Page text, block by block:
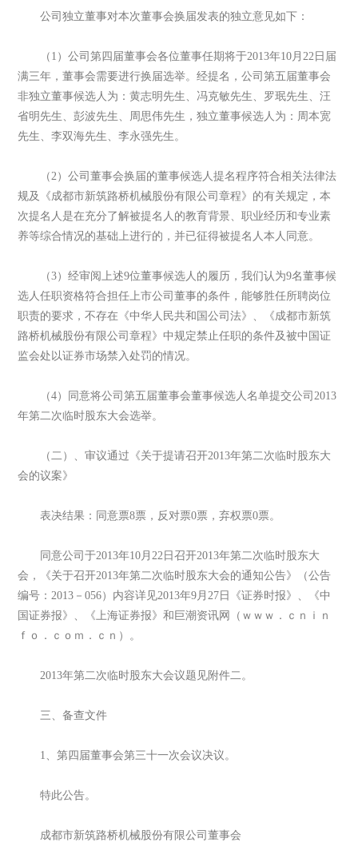
公司独立董事对本次董事会换届发表的独立意见如下：
（1）公司第四届董事会各位董事任期将于2013年10月22日届
满三年，董事会需要进行换届选举。经提名，公司第五届董事会
非独立董事候选人为：黄志明先生、冯克敏先生、罗珉先生、汪
省明先生、彭波先生、周思伟先生，独立董事候选人为：周本宽
先生、李双海先生、李永强先生。
（2）公司董事会换届的董事候选人提名程序符合相关法律法
规及《成都市新筑路桥机械股份有限公司章程》的有关规定，本
次提名人是在充分了解被提名人的教育背景、职业经历和专业素
养等综合情况的基础上进行的，并已征得被提名人本人同意。
（3）经审阅上述9位董事候选人的履历，我们认为9名董事候
选人任职资格符合担任上市公司董事的条件，能够胜任所聘岗位
职责的要求，不存在《中华人民共和国公司法》、《成都市新筑
路桥机械股份有限公司章程》中规定禁止任职的条件及被中国证
监会处以证券市场禁入处罚的情况。
（4）同意将公司第五届董事会董事候选人名单提交公司2013
年第二次临时股东大会选举。
（二）、审议通过《关于提请召开2013年第二次临时股东大
会的议案》
表决结果：同意票8票，反对票0票，弃权票0票。
同意公司于2013年10月22日召开2013年第二次临时股东大
会，《关于召开2013年第二次临时股东大会的通知公告》（公告
编号：2013－056）内容详见2013年9月27日《证券时报》、《中
国证券报》、《上海证券报》和巨潮资讯网（ｗｗｗ．ｃｎｉｎ
ｆｏ．ｃｏｍ．ｃｎ）。
2013年第二次临时股东大会议题见附件二。
三、备查文件
1、第四届董事会第三十一次会议决议。
特此公告。
成都市新筑路桥机械股份有限公司董事会